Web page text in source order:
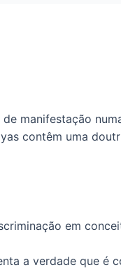
manifestação
contêm uma
em
a verdade que é